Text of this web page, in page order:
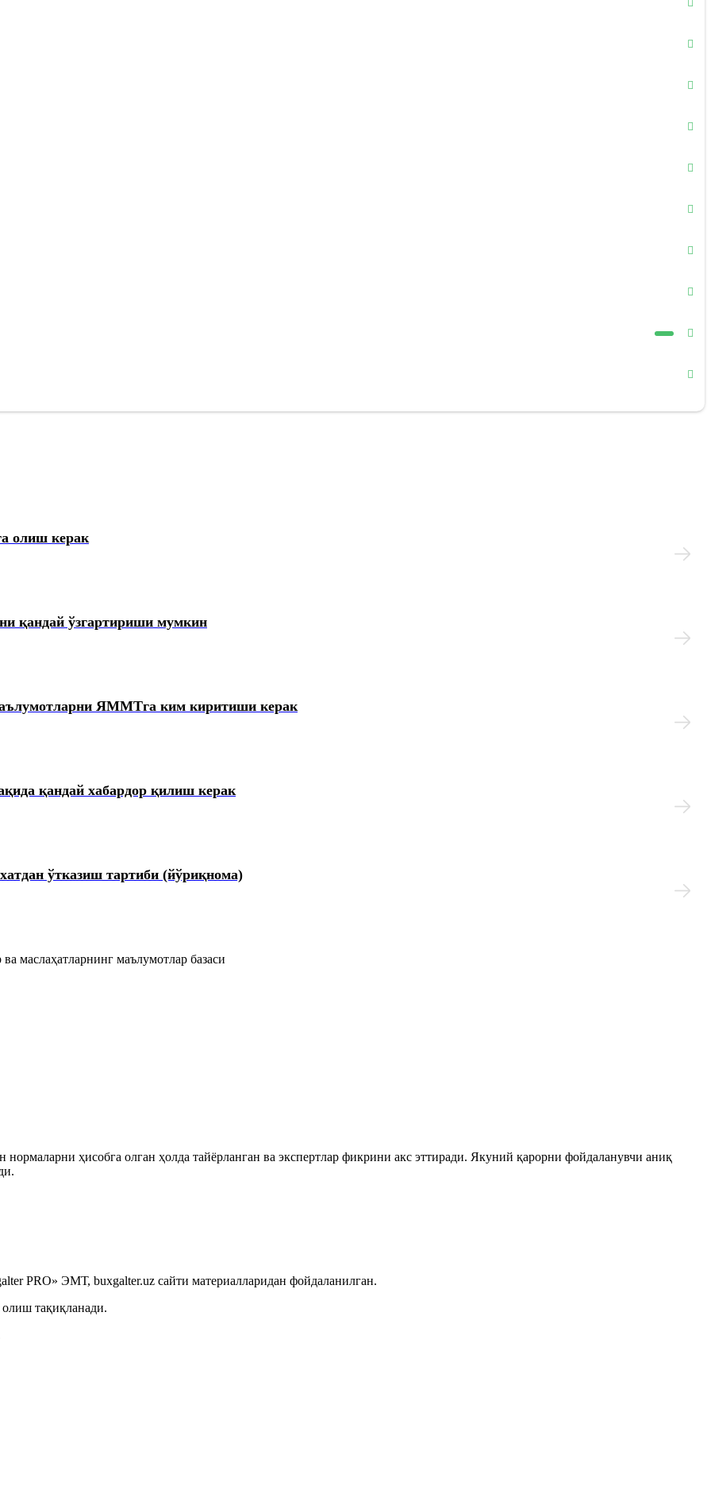
олиш керак
қандай ўзгартириши мумкин
ЯММТга ким киритиши керак
қандай хабардор қилиш керак
ўтказиш тартиби (йўриқнома)
маслаҳатларнинг маълумотлар базаси
ҳисобга олган ҳолда тайёрланган ва экспертлар фикрини акс эттиради. Якуний қарорни фойдаланувчи аниқ
PRO» ЭМТ, buxgalter.uz сайти материалларидан фойдаланилган.
тақиқланади.